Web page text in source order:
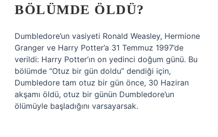
BÖLÜMDE ÖLDÜ?
Dumbledore’un vasiyeti Ronald Weasley, Hermione
Granger ve Harry Potter’a 31 Temmuz 1997’de
verildi: Harry Potter’ın on yedinci doğum günü. Bu
bölümde “Otuz bir gün doldu” dendiği için,
Dumbledore tam otuz bir gün önce, 30 Haziran
akşamı öldü, otuz bir günün Dumbledore’un
ölümüyle başladığını varsayarsak.